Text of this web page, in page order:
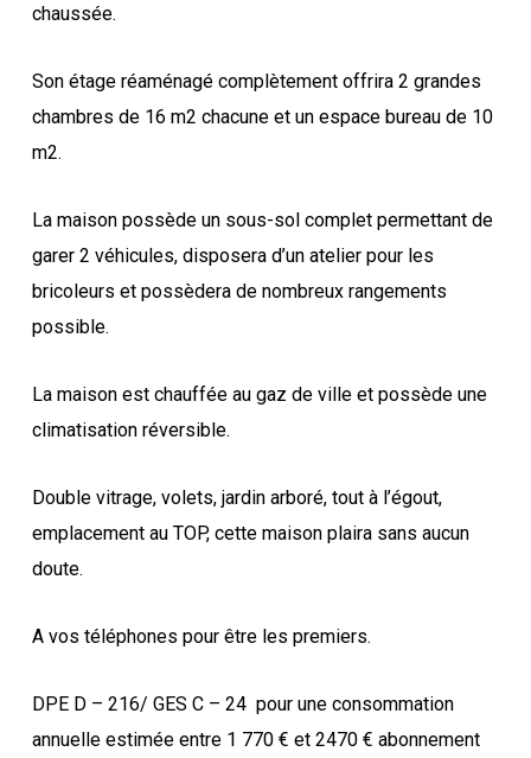
chaussée.
Son étage réaménagé complètement offrira 2 grandes
chambres de 16 m2 chacune et un espace bureau de 10
m2.
La maison possède un sous-sol complet permettant de
garer 2 véhicules, disposera d’un atelier pour les
bricoleurs et possèdera de nombreux rangements
possible.
La maison est chauffée au gaz de ville et possède une
climatisation réversible.
Double vitrage, volets, jardin arboré, tout à l’égout,
emplacement au TOP, cette maison plaira sans aucun
doute.
A vos téléphones pour être les premiers.
DPE D – 216/ GES C – 24 pour une consommation
annuelle estimée entre 1 770 € et 2470 € abonnement